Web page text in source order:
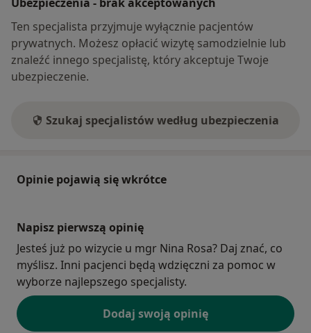
Ten specjalista przyjmuje wyłącznie pacjentów
prywatnych. Możesz opłacić wizytę samodzielnie lub
znaleźć innego specjalistę, który akceptuje Twoje
ubezpieczenie.
Szukaj specjalistów według ubezpieczenia
Opinie pojawią się wkrótce
Napisz pierwszą opinię
Jesteś już po wizycie u mgr Nina Rosa? Daj znać, co
myślisz. Inni pacjenci będą wdzięczni za pomoc w
wyborze najlepszego specjalisty.
Dodaj swoją opinię